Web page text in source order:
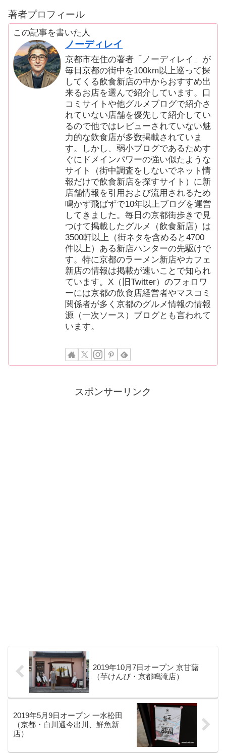
著者プロフィール
この記事を書いた人
ノーディレイ
京都市在住の著者「ノーディレイ」が
毎日京都の街中を100km以上巡って探
してくる飲食新店の中からおすすめ出
来るお店を選んで紹介しています。口
コミサイトや他グルメブログで紹介さ
れていない店舗を優先して紹介してい
るので他ではレビューされていない魅
力的な飲食店が多数掲載されていま
す。しかし、弱小ブログであるためす
ぐにドメインパワーの強い似たような
サイト（街中調査をしないでネット情
報だけで飲食新店を探すサイト）に新
店舗情報を引用および流用されるため
鳴かず飛ばずで10年以上ブログを運営
してきました。毎日の京都街歩きで見
つけて掲載したグルメ（飲食新店）は
3500軒以上（街ネタを含めると4700
件以上）ある新店ハンターの先駆けで
す。特に京都のラーメン新店やカフェ
新店の情報は掲載が速いことで知られ
ています。X（旧Twitter）のフォロワ
ーには京都の飲食店経営者やマスコミ
関係者が多く京都のグルメ情報の情報
源（一次ソース）ブログとも言われて
います。
スポンサーリンク
2019年10月7日オープン 京甘藷
（芋けんぴ・京都鳴滝店）
2019年5月9日オープン 一水松田
（京都・白川通今出川、鮮魚新
店）